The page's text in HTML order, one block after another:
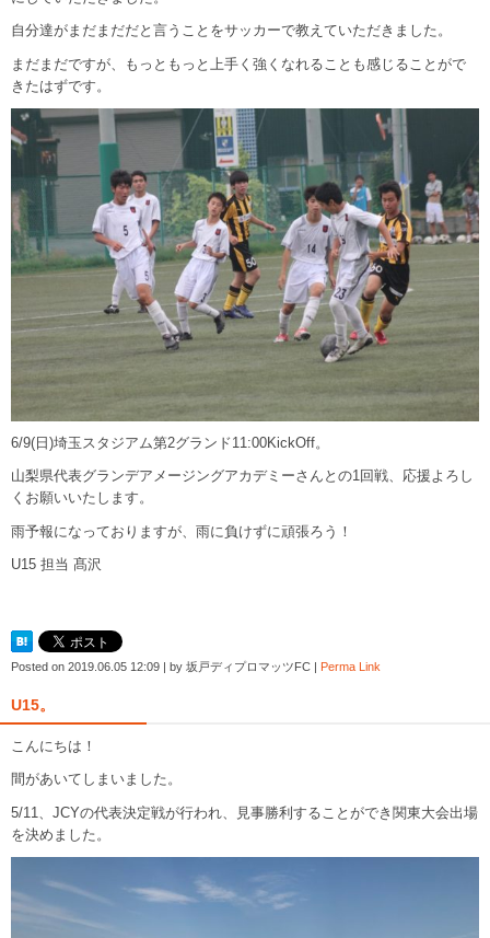
自分達がまだまだだと言うことをサッカーで教えていただきました。
まだまだですが、もっともっと上手く強くなれることも感じることがで
きたはずです。
6/9(日)埼玉スタジアム第2グランド11:00KickOff。
山梨県代表グランデアメージングアカデミーさんとの1回戦、応援よろし
くお願いいたします。
雨予報になっておりますが、雨に負けずに頑張ろう！
U15 担当 髙沢
Posted on 2019.06.05 12:09 | by 坂戸ディプロマッツFC | Perma Link
U15。
こんにちは！
間があいてしまいました。
5/11、JCYの代表決定戦が行われ、見事勝利することができ関東大会出場
を決めました。